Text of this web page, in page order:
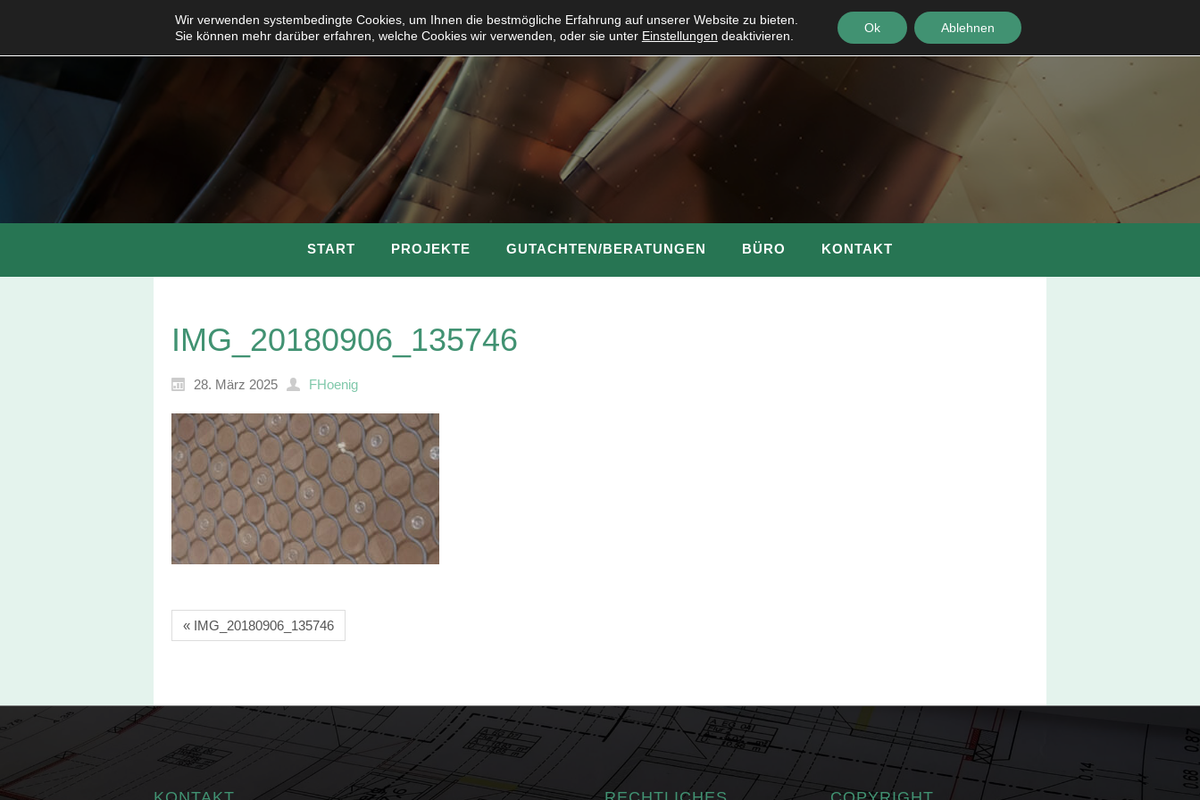
START PROJEKTE GUTACHTEN/BERATUNGEN BÜRO KONTAKT
IMG_20180906_135746
28. März 2025 FHoenig
« IMG_20180906_135746
Wir verwenden systembedingte Cookies, um Ihnen die bestmögliche Erfahrung auf unserer Website zu bieten.
Sie können mehr darüber erfahren, welche Cookies wir verwenden, oder sie unter Einstellungen deaktivieren.
Ok Ablehnen